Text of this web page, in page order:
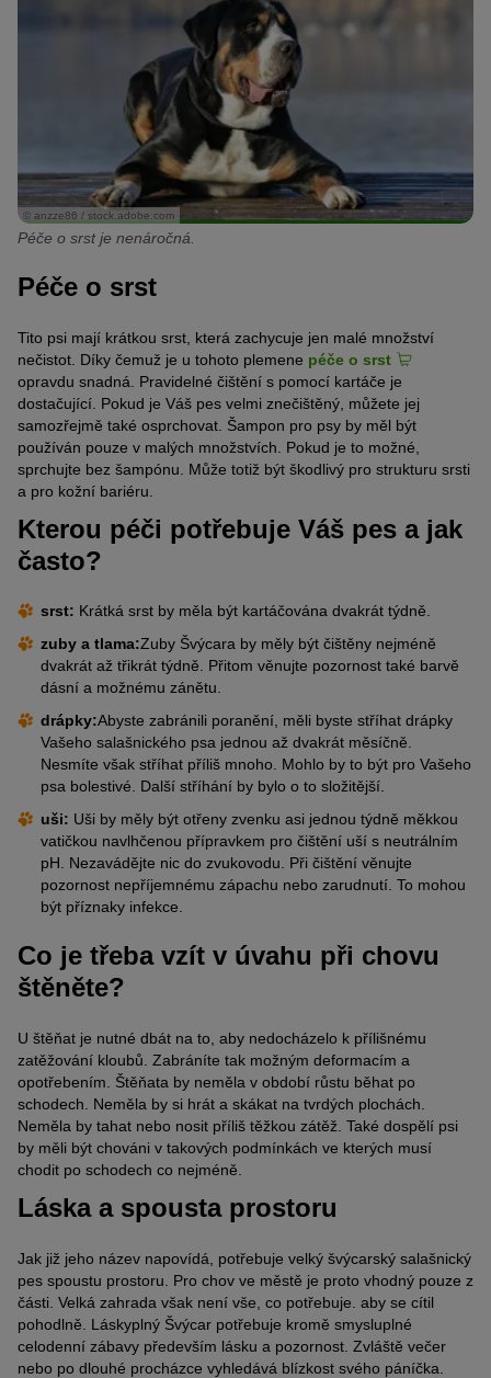
© anzze86 / stock.adobe.com
Péče o srst je nenáročná.
Péče o srst
Tito psi mají krátkou srst, která zachycuje jen malé množství
nečistot. Díky čemuž je u tohoto plemene péče o srst
opravdu snadná. Pravidelné čištění s pomocí kartáče je
dostačující. Pokud je Váš pes velmi znečištěný, můžete jej
samozřejmě také osprchovat. Šampon pro psy by měl být
používán pouze v malých množstvích. Pokud je to možné,
sprchujte bez šampónu. Může totiž být škodlivý pro strukturu srsti
a pro kožní bariéru.
Kterou péči potřebuje Váš pes a jak
často?
srst: Krátká srst by měla být kartáčována dvakrát týdně.
zuby a tlama:Zuby Švýcara by měly být čištěny nejméně
dvakrát až třikrát týdně. Přitom věnujte pozornost také barvě
dásní a možnému zánětu.
drápky:Abyste zabránili poranění, měli byste stříhat drápky
Vašeho salašnického psa jednou až dvakrát měsíčně.
Nesmíte však stříhat příliš mnoho. Mohlo by to být pro Vašeho
psa bolestivé. Další stříhání by bylo o to složitější.
uši: Uši by měly být otřeny zvenku asi jednou týdně měkkou
vatičkou navlhčenou přípravkem pro čištění uší s neutrálním
pH. Nezavádějte nic do zvukovodu. Při čištění věnujte
pozornost nepříjemnému zápachu nebo zarudnutí. To mohou
být příznaky infekce.
Co je třeba vzít v úvahu při chovu
štěněte?
U štěňat je nutné dbát na to, aby nedocházelo k přílišnému
zatěžování kloubů. Zabráníte tak možným deformacím a
opotřebením. Štěňata by neměla v období růstu běhat po
schodech. Neměla by si hrát a skákat na tvrdých plochách.
Neměla by tahat nebo nosit příliš těžkou zátěž. Také dospělí psi
by měli být chováni v takových podmínkách ve kterých musí
chodit po schodech co nejméně.
Láska a spousta prostoru
Jak již jeho název napovídá, potřebuje velký švýcarský salašnický
pes spoustu prostoru. Pro chov ve městě je proto vhodný pouze z
části. Velká zahrada však není vše, co potřebuje. aby se cítil
pohodlně. Láskyplný Švýcar potřebuje kromě smysluplné
celodenní zábavy především lásku a pozornost. Zvláště večer
nebo po dlouhé procházce vyhledává blízkost svého páníčka.